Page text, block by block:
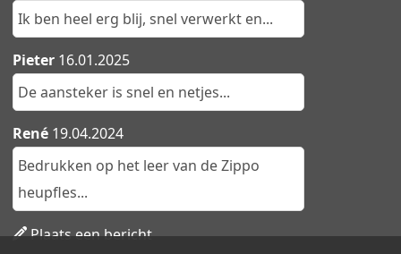
Ik ben heel erg blij, snel verwerkt en...
Pieter 16.01.2025
De aansteker is snel en netjes...
René 19.04.2024
Bedrukken op het leer van de Zippo
heupfles...
Plaats een bericht